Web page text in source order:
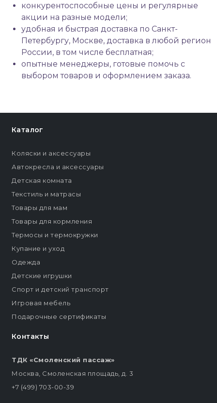
конкурентоспособные цены и регулярные
акции на разные модели;
удобная и быстрая доставка по Санкт-
Петербургу, Москве, доставка в любой регион
России, в том числе бесплатная;
опытные менеджеры, готовые помочь с
выбором товаров и оформлением заказа.
Контакты
ТДК «Смоленский пассаж»
Москва, Смоленская площадь, д. 3
+7 (499) 703-00-39
Каталог
Коляски и аксессуары
Автокресла и аксессуары
Детская комната
Текстиль и матрасы
Товары для мам
Товары для кормления
Термосы и термокружки
Купание и уход
Одежда
Детские игрушки
Спорт и детский транспорт
Игровая мебель
Подарочные сертификаты